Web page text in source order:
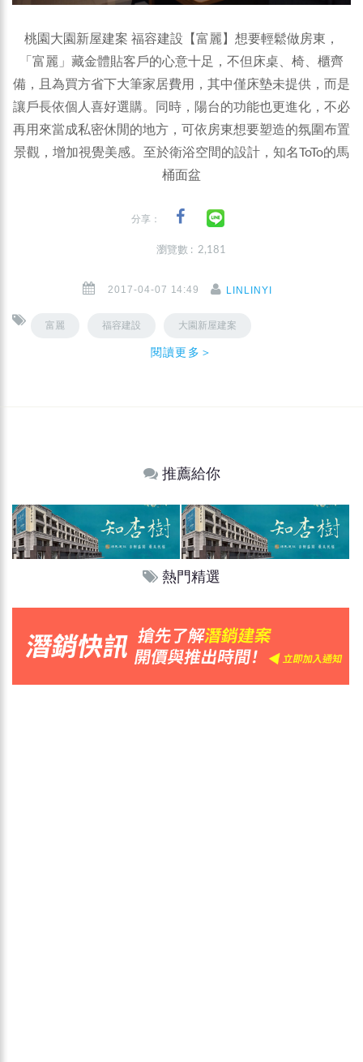
桃園大園新屋建案 福容建設【富麗】想要輕鬆做房東，
「富麗」藏金體貼客戶的心意十足，不但床桌、椅、櫃齊
備，且為買方省下大筆家居費用，其中僅床墊未提供，而是
讓戶長依個人喜好選購。同時，陽台的功能也更進化，不必
再用來當成私密休閒的地方，可依房東想要塑造的氛圍布置
景觀，增加視覺美感。至於衛浴空間的設計，知名ToTo的馬
桶面盆
分享：
瀏覽數 : 2,181
2017-04-07 14:49 LINLINYI
富麗 福容建設 大園新屋建案
閱讀更多＞
推薦給你
熱門精選